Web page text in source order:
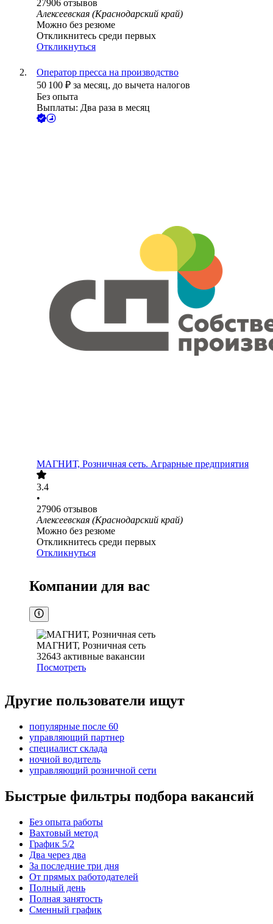
27906 отзывов
Алексеевская (Краснодарский край)
Можно без резюме
Откликнитесь среди первых
Откликнуться
Оператор пресса на производство
50 100 ₽ за месяц, до вычета налогов
Без опыта
Выплаты: Два раза в месяц
МАГНИТ, Розничная сеть. Аграрные предприятия
3.4
•
27906 отзывов
Алексеевская (Краснодарский край)
Можно без резюме
Откликнитесь среди первых
Откликнуться
Компании для вас
МАГНИТ, Розничная сеть
32643 активные вакансии
Посмотреть
Другие пользователи ищут
популярные после 60
управляющий партнер
специалист склада
ночной водитель
управляющий розничной сети
Быстрые фильтры подбора вакансий
Без опыта работы
Вахтовый метод
График 5/2
Два через два
За последние три дня
От прямых работодателей
Полный день
Полная занятость
Сменный график